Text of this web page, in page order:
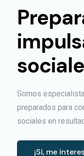
Somos
preparados para
sociales en
¡Si, me